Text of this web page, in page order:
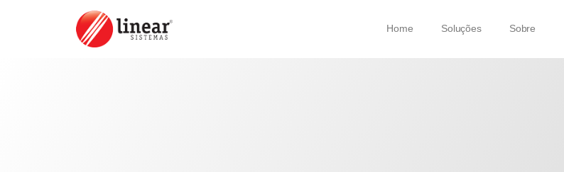
Home Soluções Sobre